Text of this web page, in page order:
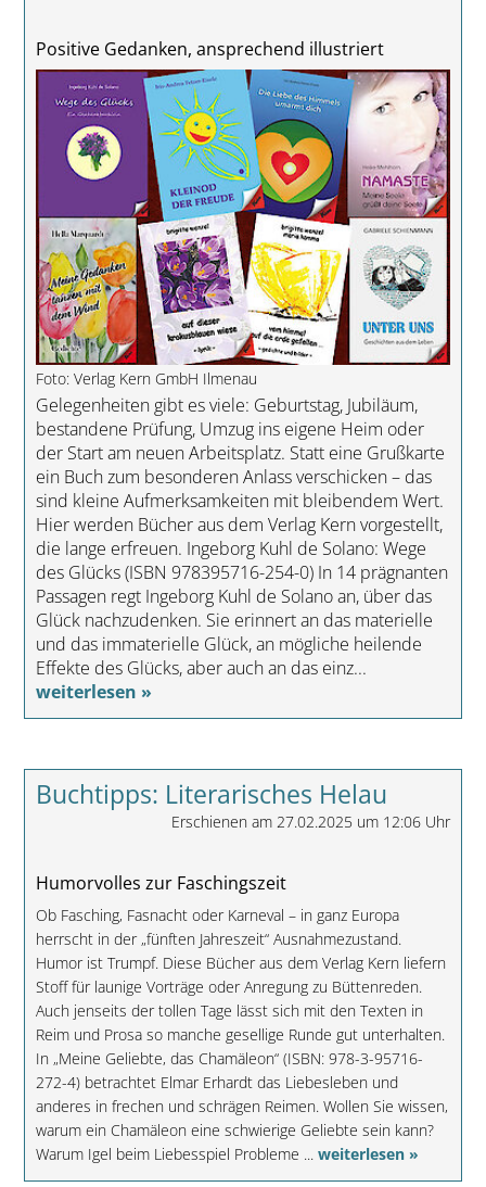
Positive Gedanken, ansprechend illustriert
Foto: Verlag Kern GmbH Ilmenau
Gelegenheiten gibt es viele: Geburtstag, Jubiläum,
bestandene Prüfung, Umzug ins eigene Heim oder
der Start am neuen Arbeitsplatz. Statt eine Grußkarte
ein Buch zum besonderen Anlass verschicken – das
sind kleine Aufmerksamkeiten mit bleibendem Wert.
Hier werden Bücher aus dem Verlag Kern vorgestellt,
die lange erfreuen. Ingeborg Kuhl de Solano: Wege
des Glücks (ISBN 978395716-254-0) In 14 prägnanten
Passagen regt Ingeborg Kuhl de Solano an, über das
Glück nachzudenken. Sie erinnert an das materielle
und das immaterielle Glück, an mögliche heilende
Effekte des Glücks, aber auch an das einz...
weiterlesen »
Buchtipps: Literarisches Helau
Erschienen am 27.02.2025 um 12:06 Uhr
Humorvolles zur Faschingszeit
Ob Fasching, Fasnacht oder Karneval – in ganz Europa
herrscht in der „fünften Jahreszeit“ Ausnahmezustand.
Humor ist Trumpf. Diese Bücher aus dem Verlag Kern liefern
Stoff für launige Vorträge oder Anregung zu Büttenreden.
Auch jenseits der tollen Tage lässt sich mit den Texten in
Reim und Prosa so manche gesellige Runde gut unterhalten.
In „Meine Geliebte, das Chamäleon“ (ISBN: 978-3-95716-
272-4) betrachtet Elmar Erhardt das Liebesleben und
anderes in frechen und schrägen Reimen. Wollen Sie wissen,
warum ein Chamäleon eine schwierige Geliebte sein kann?
Warum Igel beim Liebesspiel Probleme ... weiterlesen »